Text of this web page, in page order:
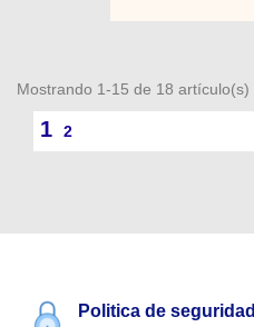
Mostrando 1-15 de 18 artículo(s)
1 2
Politica de seguridad